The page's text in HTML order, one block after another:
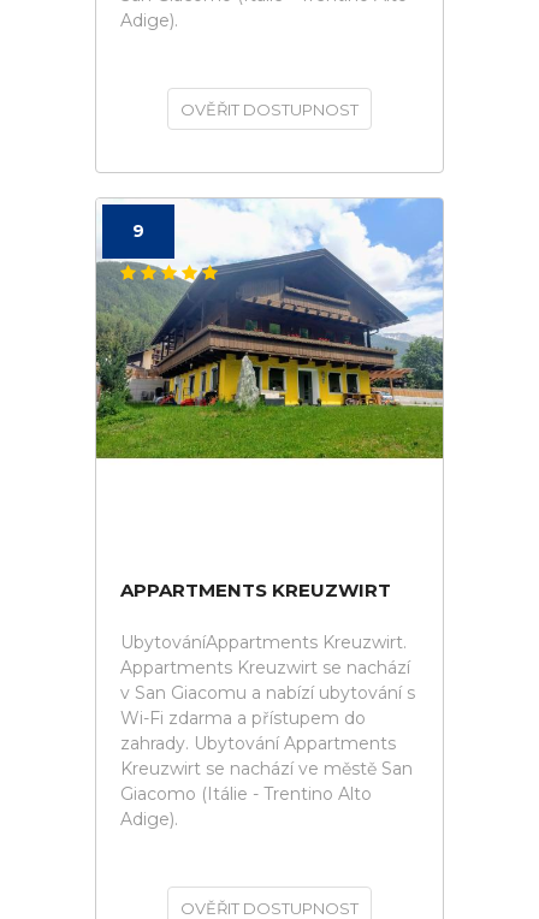
Adige).
OVĚŘIT DOSTUPNOST
9
APPARTMENTS KREUZWIRT
UbytováníAppartments Kreuzwirt.
Appartments Kreuzwirt se nachází
v San Giacomu a nabízí ubytování s
Wi-Fi zdarma a přístupem do
zahrady. Ubytování Appartments
Kreuzwirt se nachází ve městě San
Giacomo (Itálie - Trentino Alto
Adige).
OVĚŘIT DOSTUPNOST